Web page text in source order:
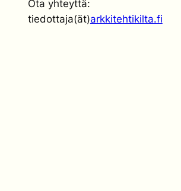
Ota yhteyttä:
tiedottaja(ät)arkkitehtikilta.fi